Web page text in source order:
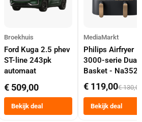
Broekhuis
Ford Kuga 2.5 phev
ST-line 243pk
automaat
€ 509,00
Bekijk deal
MediaMarkt
Philips Airfryer
3000-serie Dual
Basket -
Dubbele Mand 9
Tot 6 Personen
Heteluchtfriteuse
Zwart
€ 119,00€ 130,00
Bekijk deal